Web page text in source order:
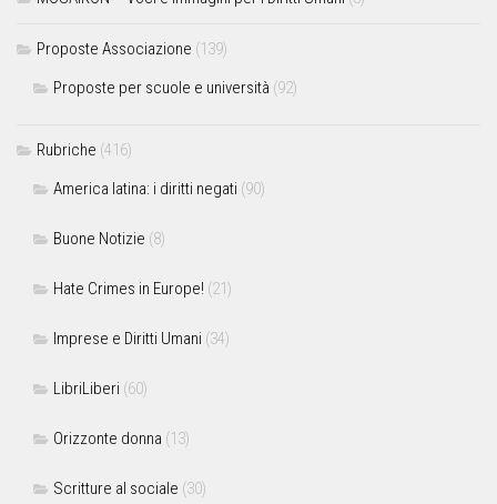
Proposte Associazione (139)
Proposte per scuole e università (92)
Rubriche (416)
America latina: i diritti negati (90)
Buone Notizie (8)
Hate Crimes in Europe! (21)
Imprese e Diritti Umani (34)
LibriLiberi (60)
Orizzonte donna (13)
Scritture al sociale (30)